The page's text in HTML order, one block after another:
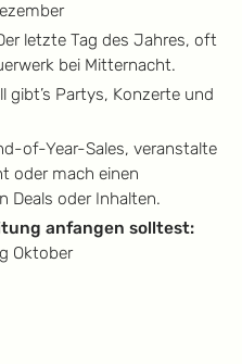
letzte Tag des Jahres, oft
bei Mitternacht.
gibt’s Partys, Konzerte und
of-Year-Sales, veranstalte
oder mach einen
Deals oder Inhalten.
anfangen solltest:
Oktober